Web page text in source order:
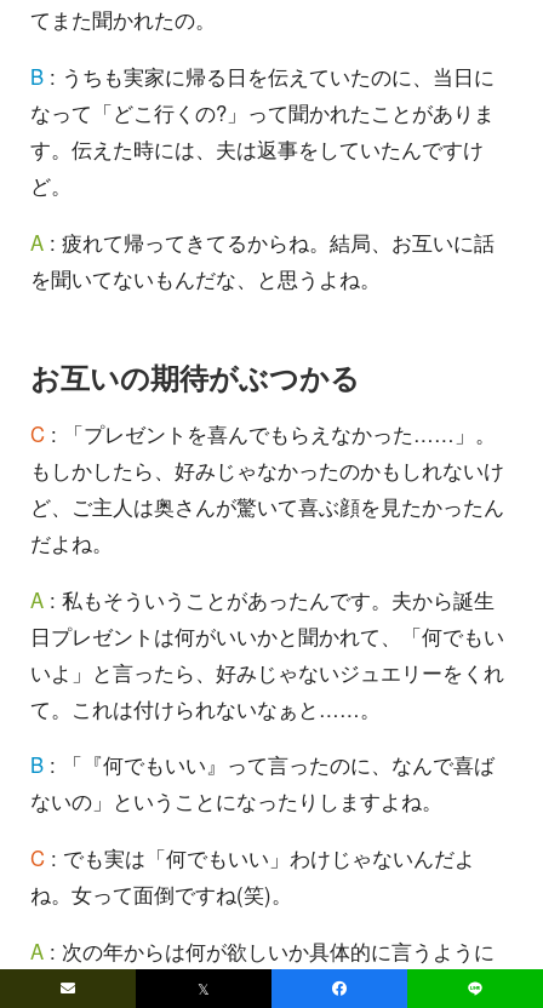
てまた聞かれたの。
B : うちも実家に帰る日を伝えていたのに、当日に
なって「どこ行くの?」って聞かれたことがありま
す。伝えた時には、夫は返事をしていたんですけ
ど。
A : 疲れて帰ってきてるからね。結局、お互いに話
を聞いてないもんだな、と思うよね。
お互いの期待がぶつかる
C : 「プレゼントを喜んでもらえなかった……」。
もしかしたら、好みじゃなかったのかもしれないけ
ど、ご主人は奥さんが驚いて喜ぶ顔を見たかったん
だよね。
A : 私もそういうことがあったんです。夫から誕生
日プレゼントは何がいいかと聞かれて、「何でもい
いよ」と言ったら、好みじゃないジュエリーをくれ
て。これは付けられないなぁと……。
B : 「『何でもいい』って言ったのに、なんで喜ば
ないの」ということになったりしますよね。
C : でも実は「何でもいい」わけじゃないんだよ
ね。女って面倒ですね(笑)。
A : 次の年からは何が欲しいか具体的に言うように
しました。最近は、お互いの誕生日プレゼントは一
𝕏